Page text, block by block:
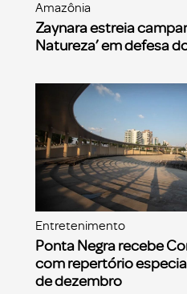
Amazônia
Zaynara estreia
Natureza’ em defesa
Entretenimento
Ponta Negra recebe
com repertório
de dezembro